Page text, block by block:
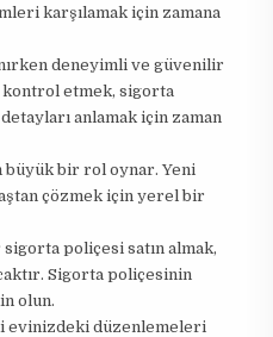
karşılamak için zamana
deneyimli ve güvenilir
etmek, sigorta
anlamak için zaman
büyük bir rol oynar. Yeni
çözmek için yerel bir
sigorta poliçesi satın almak,
Sigorta poliçesinin
olun.
evinizdeki düzenlemeleri